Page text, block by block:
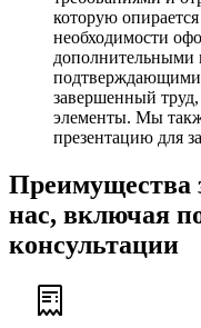
которую
необходимости
дополнительными
подтверждающими
завершенный
элементы. Мы
презентацию для
Преимущества
нас, включая
консультации